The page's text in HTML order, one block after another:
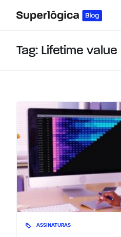
Tag: Lifetime value
ASSINATURAS